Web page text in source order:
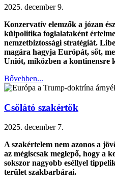
2025. december 9.
Konzervatív elemzők a józan
külpolitika foglalataként
nemzetbiztossági stratégiát.
magára hagyja Európát, sőt,
Uniót, miközben a kontinensre
Bővebben...
Csőlátó szakértők
2025. december 7.
A szakértelem nem azonos a
az mégiscsak meglepő, hogy a
sokszor nagyobb eséllyel
terület szakbarbárai.